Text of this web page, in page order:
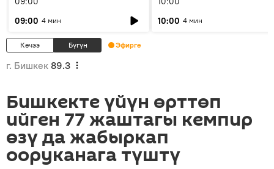
09:00 4 мин
10:00 4 мин
Кечээ Бүгүн Эфирге
г. Бишкек 89.3
Бишкекте үйүн өрттөп
ийген 77 жаштагы кемпир
өзү да жабыркап
ооруканага түштү